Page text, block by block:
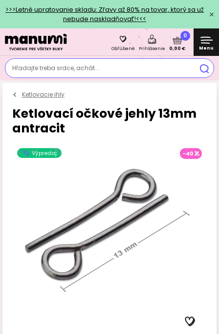
>>>Letné upratovanie skladu: Zľavy až 80% na tovar, ktorý sa už
nebude naskladňovať!<<<
Hľadajte treba srdce, achát...
Obľúbené Prihlásenie
0
0,00 € Menu
Ketlovacie ihly
Ketlovací očkové jehly 13mm
antracit
Výpredaj -40